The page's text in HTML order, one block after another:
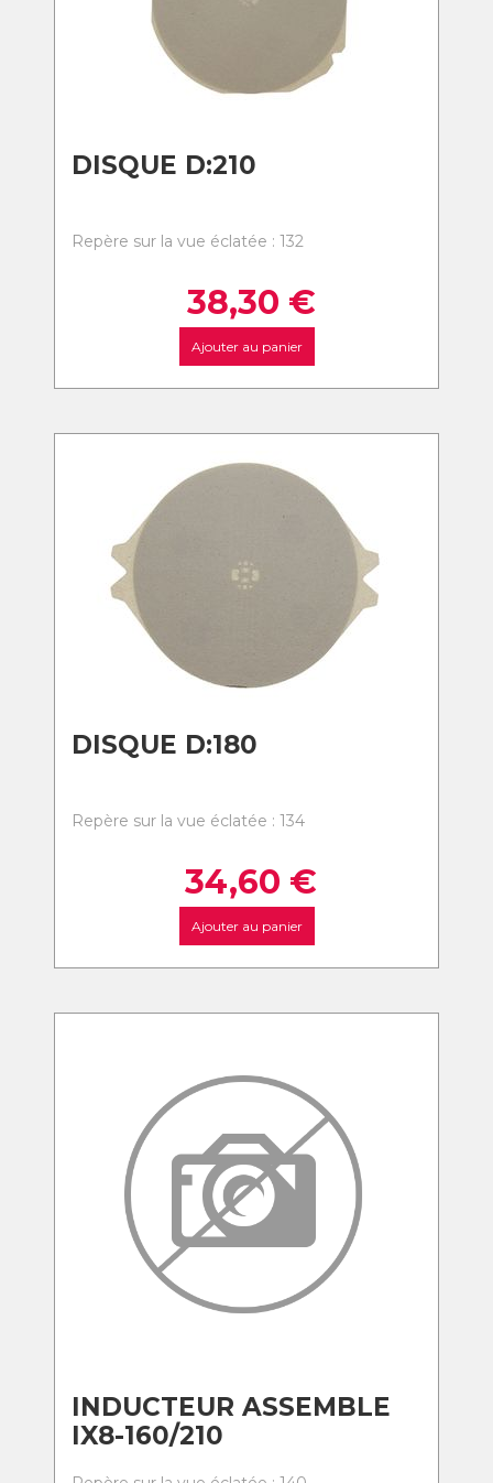
DISQUE D:210
Repère sur la vue éclatée : 132
38,30 €
Ajouter au panier
DISQUE D:180
Repère sur la vue éclatée : 134
34,60 €
Ajouter au panier
INDUCTEUR ASSEMBLE
IX8-160/210